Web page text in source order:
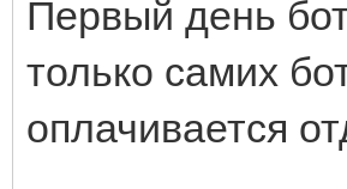
Первый день
только самих
оплачивается